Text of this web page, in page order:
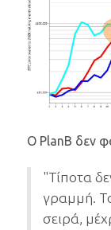
Ο PlanB δεν
"Τίποτα
γραμμή.
σειρά,